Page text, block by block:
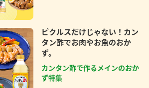
ピクルスだけじゃない！カン
タン酢でお肉やお魚のおか
ず。
カンタン酢で作るメインのおか
ず特集